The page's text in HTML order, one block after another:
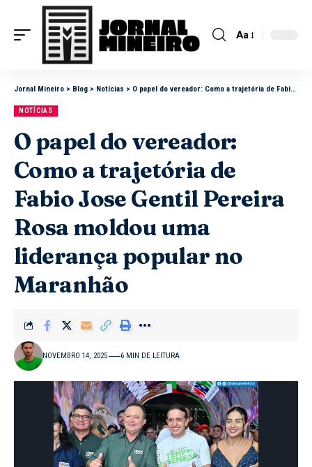
Aa
Jornal Mineiro > Blog > Notícias > O papel do vereador: Como a trajetória de Fabio Jose Gentil Pereira Rosa moldou uma liderança popular no Maranhão
NOTÍCIAS
O papel do vereador:
Como a trajetória de
Fabio Jose Gentil Pereira
Rosa moldou uma
liderança popular no
Maranhão
NOVEMBRO 14, 2025 6 MIN DE LEITURA